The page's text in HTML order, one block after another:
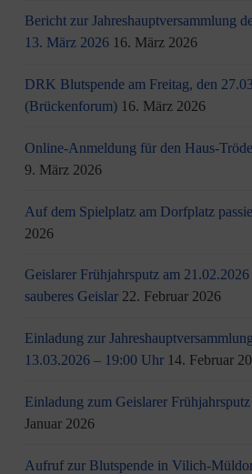
Bericht zur Jahreshauptversammlung
13. März 2026 16. März 2026
DRK Blutspende am Freitag, den
(Brückenforum) 16. März 2026
Online-Anmeldung für den Haus-
9. März 2026
Auf dem Spielplatz am Dorfplatz
2026
Geislarer Frühjahrsputz am
sauberes Geislar 22. Februar 2026
Einladung zur
13.03.2026 – 19:00 Uhr 14. Februar
Einladung zum Geislarer
Januar 2026
Aufruf zur Blutspende in Vilich-